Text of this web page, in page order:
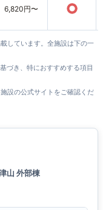
6,820円〜 ○
しています。全施設は下の一
づき、特におすすめする項目
設の公式サイトをご確認くだ
山 外部棟